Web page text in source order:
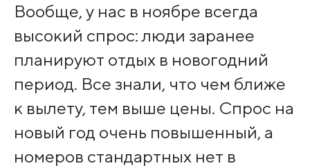
Вообще, у нас в ноябре всегда
высокий спрос: люди заранее
планируют отдых в новогодний
период. Все знали, что чем ближе
к вылету, тем выше цены. Спрос на
новый год очень повышенный, а
номеров стандартных нет в